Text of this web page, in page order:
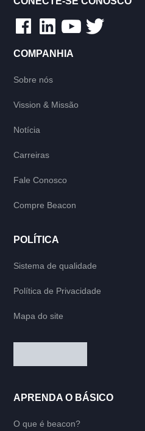
COMPANHIA
Sobre nós
Vission & Missão
Notícia
Carreiras
Fale Conosco
Compre Beacon
POLÍTICA
Sistema de qualidade
Política de Privacidade
Mapa do site
APRENDA O BÁSICO
O que é beacon?